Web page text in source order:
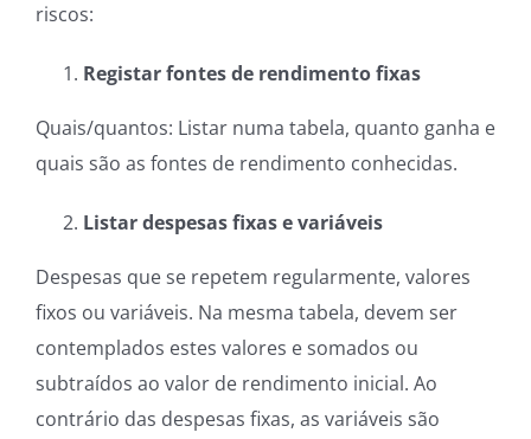
riscos:
Registar fontes de rendimento fixas
Quais/quantos: Listar numa tabela, quanto ganha e
quais são as fontes de rendimento conhecidas.
Listar despesas fixas e variáveis
Despesas que se repetem regularmente, valores
fixos ou variáveis. Na mesma tabela, devem ser
contemplados estes valores e somados ou
subtraídos ao valor de rendimento inicial. Ao
contrário das despesas fixas, as variáveis são